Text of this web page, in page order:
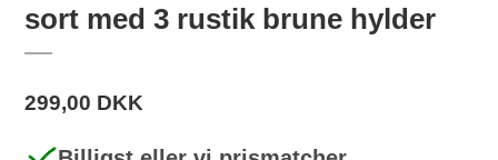
sort med 3 rustik brune hylder
299,00 DKK